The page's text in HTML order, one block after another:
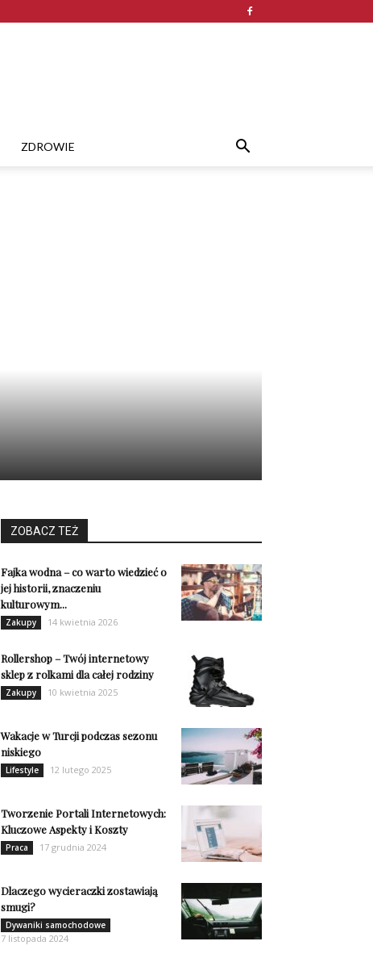
ZDROWIE
ZOBACZ TEŻ
Fajka wodna – co warto wiedzieć o
jej historii, znaczeniu
kulturowym...
Zakupy 14 kwietnia 2026
Rollershop – Twój internetowy
sklep z rolkami dla całej rodziny
Zakupy 10 kwietnia 2025
Wakacje w Turcji podczas sezonu
niskiego
Lifestyle 12 lutego 2025
Tworzenie Portali Internetowych:
Kluczowe Aspekty i Koszty
Praca 17 grudnia 2024
Dlaczego wycieraczki zostawiają
smugi?
Dywaniki samochodowe
7 listopada 2024